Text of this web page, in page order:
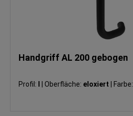
Handgriff AL 200 gebogen
Profil: Oberfläche: eloxiert Farbe: